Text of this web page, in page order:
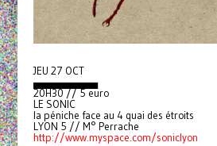
JEU 27 OCT
▄▄▄▄▄▄▄▄▄
20H30 // 5 euro
LE SONIC
la péniche face au 4 quai des étroits
LYON 5 // M° Perrache
http://www.myspace.com/soniclyon